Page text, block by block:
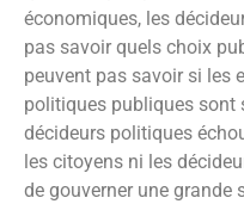
économiques, les
pas savoir quels choix
peuvent pas savoir si les
politiques publiques sont
décideurs politiques
les citoyens ni les
de gouverner une grande